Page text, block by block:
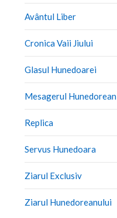
Avântul Liber
Cronica Vaii Jiului
Glasul Hunedoarei
Mesagerul Hunedorean
Replica
Servus Hunedoara
Ziarul Exclusiv
Ziarul Hunedoreanului